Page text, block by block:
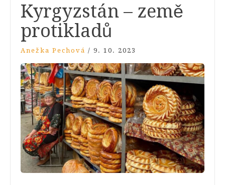
Kyrgyzstán – země
protikladů
Anežka Pechová / 9. 10. 2023